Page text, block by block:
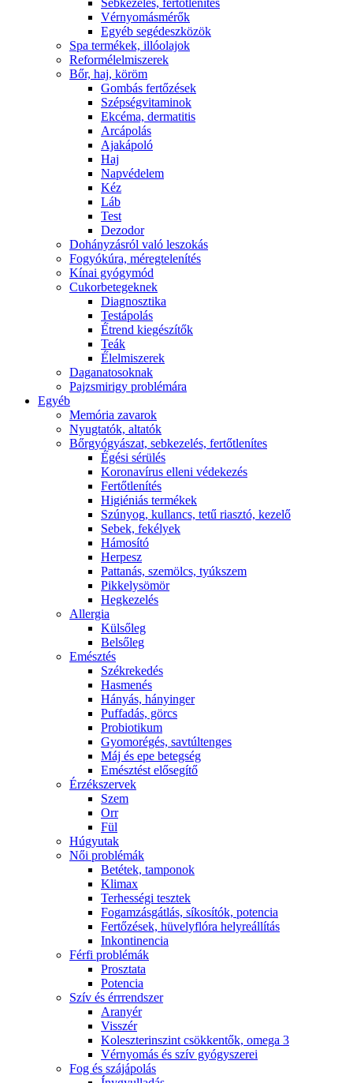
Sebkezelés, fertőtlenítés
Vérnyomásmérők
Egyéb segédeszközök
Spa termékek, illóolajok
Reformélelmiszerek
Bőr, haj, köröm
Gombás fertőzések
Szépségvitaminok
Ekcéma, dermatitis
Arcápolás
Ajakápoló
Haj
Napvédelem
Kéz
Láb
Test
Dezodor
Dohányzásról való leszokás
Fogyókúra, méregtelenítés
Kínai gyógymód
Cukorbetegeknek
Diagnosztika
Testápolás
É́trend kiegészítők
Teák
É́lelmiszerek
Daganatosoknak
Pajzsmirigy problémára
Egyéb
Memória zavarok
Nyugtatók, altatók
Bőrgyógyászat, sebkezelés, fertőtlenítes
É́gési sérülés
Koronavírus elleni védekezés
Fertőtlenítés
Higiéniás termékek
Szúnyog, kullancs, tetű riasztó, kezelő
Sebek, fekélyek
Hámosító
Herpesz
Pattanás, szemölcs, tyúkszem
Pikkelysömör
Hegkezelés
Allergia
Külsőleg
Belsőleg
Emésztés
Székrekedés
Hasmenés
Hányás, hányinger
Puffadás, görcs
Probiotikum
Gyomorégés, savtúltenges
Máj és epe betegség
Emésztést elősegítő
Érzékszervek
Szem
Orr
Fül
Húgyutak
Női problémák
Betétek, tamponok
Klimax
Terhességi tesztek
Fogamzásgátlás, síkosítók, potencia
Fertőzések, hüvelyflóra helyreállítás
Inkontinencia
Férfi problémák
Prosztata
Potencia
Szív és érrrendszer
Aranyér
Visszér
Koleszterinszint csökkentők, omega 3
Vérnyomás és szív gyógyszerei
Fog és szájápolás